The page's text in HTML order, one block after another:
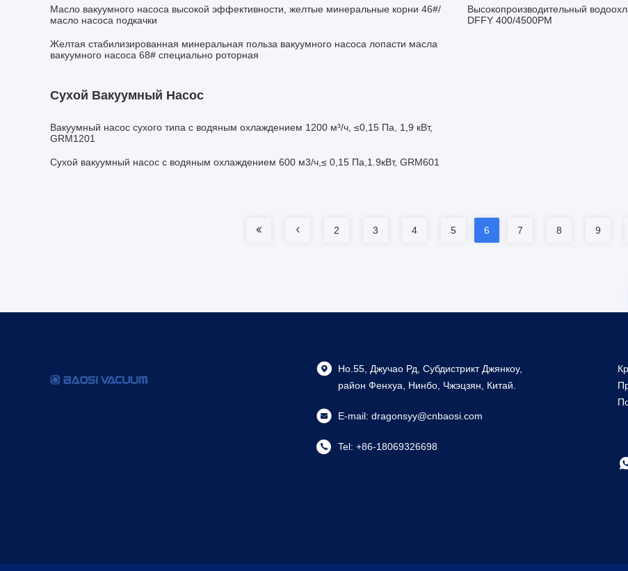
Масло вакуумного насоса высокой эффективности, желтые минеральные корни 46#/
масло насоса подкачки
Желтая стабилизированная минеральная польза вакуумного насоса лопасти масла
вакуумного насоса 68# специально роторная
Высокопроизводительный
DFFY 400/4500PM
Сухой Вакуумный Насос
Вакуумный насос сухого типа с водяным охлаждением 1200 м³/ч, ≤0,15 Па, 1,9 кВт,
GRM1201
Сухой вакуумный насос с водяным охлаждением 600 м3/ч,≤ 0,15 Па,1.9кВт, GRM601
2 3 4 5 6 7 8 9
Но.55, Джучао Рд, Субдистрикт Джянкоу,
район Фенхуа, Нинбо, Чжэцзян, Китай.
E-mail: dragonsyy@cnbaosi.com
Tel: +86-18069326698